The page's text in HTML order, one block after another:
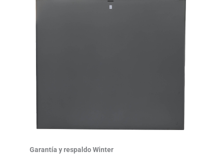
Garantía y respaldo Winter